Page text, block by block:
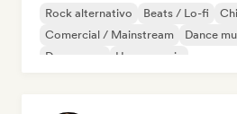
Rock alternativo Beats / Lo-fi
Comercial / Mainstream
Dance
Dream pop
House music